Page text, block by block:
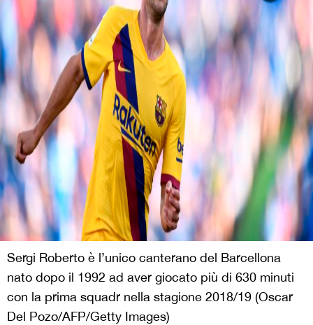
Sergi Roberto è l’unico canterano del Barcellona
nato dopo il 1992 ad aver giocato più di 630 minuti
con la prima squadr nella stagione 2018/19 (Oscar
Del Pozo/AFP/Getty Images)